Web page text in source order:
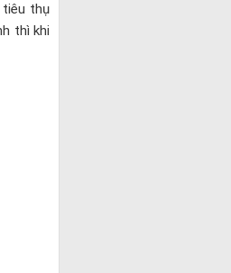
tiêu thụ
thì khi